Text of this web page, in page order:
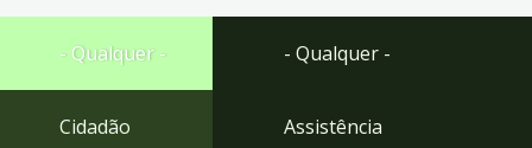
Ir
rodapé
- Qualquer -
Cidadão
- Qualquer -
Assistência